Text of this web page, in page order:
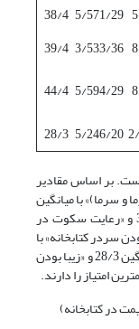
1/29
5/57
38/4
3/36
3/53
39/4
4/29
5/59
44/4
6/20
5/24
28/3
مکان است. بر اساس مقادیر
و سرما)» با میانگین
44/4، «نور مناسب در کتابخانه» با میانگین 39/4 و «رعایت سکوت در
و «زیبا بودن سردر کتابخانه» با
میانگین 22/3، «وجود اتاق مطالعه انفرادی» با میانگین 28/3 و «زیبا بودن